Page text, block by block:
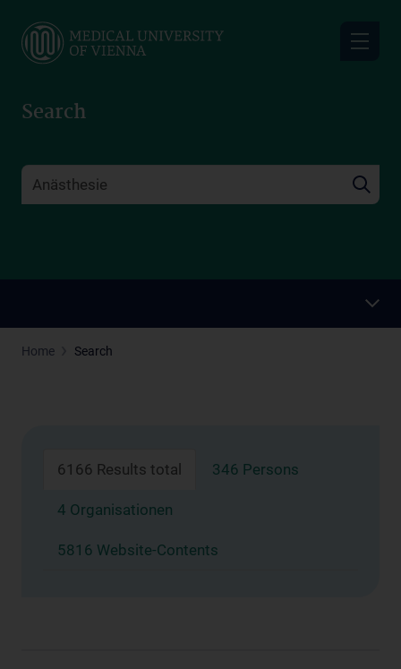
main
Search
Home Search
6166 Results total 346 Persons
4 Organisationen
5816 Website-Contents